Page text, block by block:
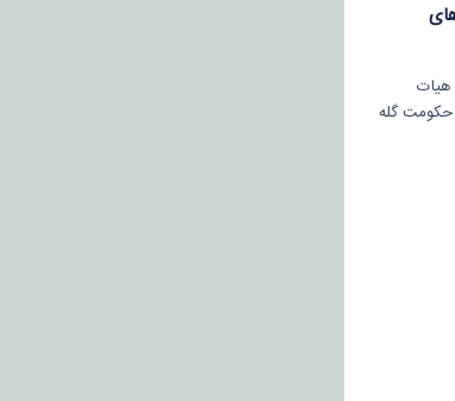
هیات
حکومت گله